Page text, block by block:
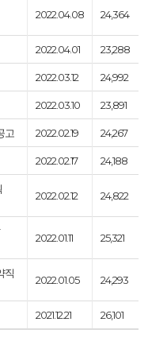
2022.04.08 24,364
2022.04.01 23,288
2022.03.12 24,992
2022.03.10 23,891
고 2022.02.19 24,267
2022.02.17 24,188
2022.02.12 24,822
2022.01.11 25,321
직
2022.01.05 24,293
2021.12.21 26,101